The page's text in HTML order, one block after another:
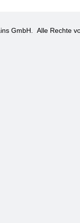
GmbH. Alle Rechte